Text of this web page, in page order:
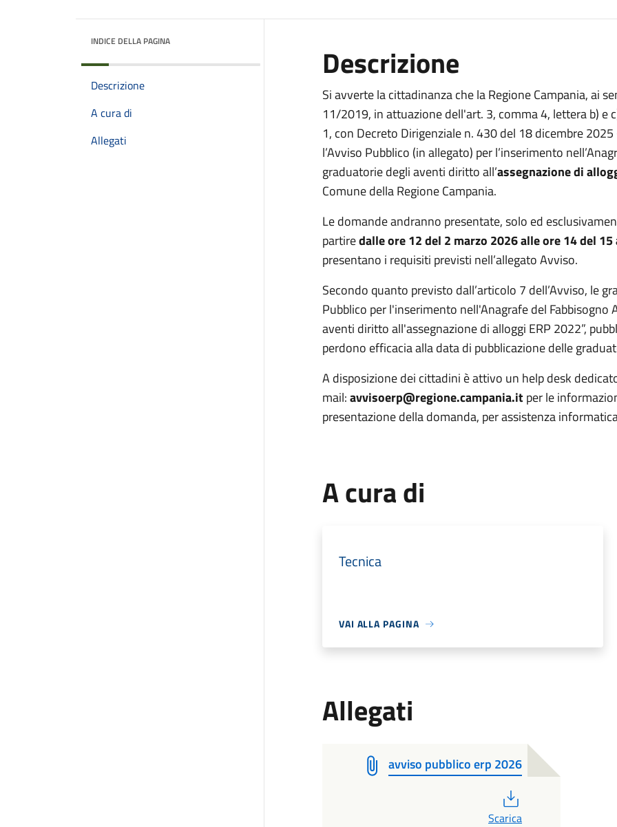
INDICE DELLA PAGINA
Descrizione
A cura di
Allegati
Descrizione
Si avverte la cittadinanza che la Regione Campania, ai
11/2019, in attuazione dell'art. 3, comma 4, lettera b) e
1, con Decreto Dirigenziale n. 430 del 18 dicembre
l’Avviso Pubblico (in allegato) per l’inserimento
graduatorie degli aventi diritto all’assegnazione di
Comune della Regione Campania.
Le domande andranno presentate, solo ed
partiredalle ore 12 del 2 marzo 2026 alle ore 14 del
presentano i requisiti previsti nell’allegato Avviso.
Secondo quanto previsto dall’articolo 7 dell’Avviso, le
Pubblico per l'inserimento nell'Anagrafe del
aventi diritto all'assegnazione di alloggi ERP 2022”,
perdono efficacia alla data di pubblicazione delle
A disposizione dei cittadini è attivo un help desk
mail:avvisoerp@regione.campania.itper le
presentazione della domanda, per assistenza
A cura di
Tecnica
VAI ALLA PAGINA
Allegati
avviso pubblico erp 2026
Scarica